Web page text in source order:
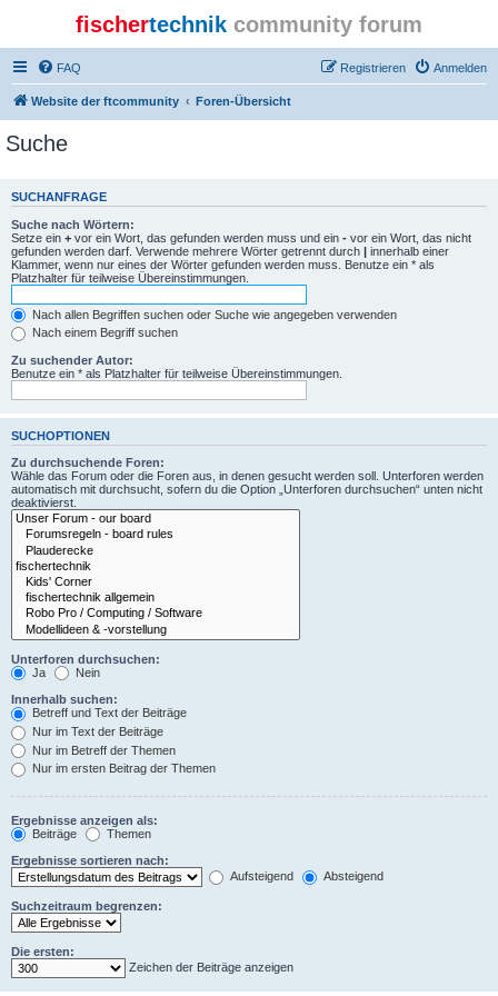
fischertechnik community forum
FAQ Anmelden
Registrieren
Website der ftcommunity Foren-Übersicht
Suche
SUCHANFRAGE
Suche nach Wörtern:
Setze ein + vor ein Wort, das gefunden werden muss und ein - vor ein Wort, das nicht
gefunden werden darf. Verwende mehrere Wörter getrennt durch | innerhalb einer
Klammer, wenn nur eines der Wörter gefunden werden muss. Benutze ein * als
Platzhalter für teilweise Übereinstimmungen.
Nach allen Begriffen suchen oder Suche wie angegeben verwenden
Nach einem Begriff suchen
Zu suchender Autor:
Benutze ein * als Platzhalter für teilweise Übereinstimmungen.
SUCHOPTIONEN
Zu durchsuchende Foren:
Wähle das Forum oder die Foren aus, in denen gesucht werden soll. Unterforen werden
automatisch mit durchsucht, sofern du die Option „Unterforen durchsuchen“ unten nicht
deaktivierst.
Unterforen durchsuchen:
Ja
Nein
Innerhalb suchen:
Betreff und Text der Beiträge
Nur im Text der Beiträge
Nur im Betreff der Themen
Nur im ersten Beitrag der Themen
Ergebnisse anzeigen als:
Beiträge
Themen
Ergebnisse sortieren nach:
Aufsteigend
Absteigend
Suchzeitraum begrenzen:
Die ersten:
Zeichen der Beiträge anzeigen